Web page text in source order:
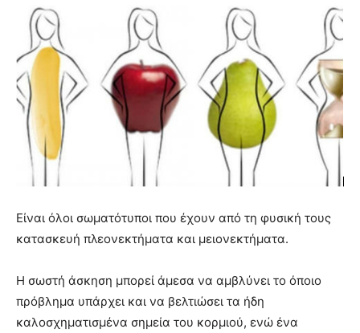
Είναι όλοι σωματότυποι που έχουν από τη φυσική τους
κατασκευή πλεονεκτήματα και μειονεκτήματα.
Η σωστή άσκηση μπορεί άμεσα να αμβλύνει το όποιο
πρόβλημα υπάρχει και να βελτιώσει τα ήδη
καλοσχηματισμένα σημεία του κορμιού, ενώ ένα